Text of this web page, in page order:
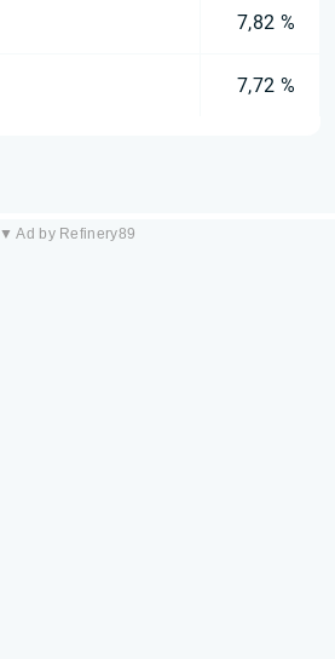
7,82 %
7,72 %
▼ Ad by Refinery89